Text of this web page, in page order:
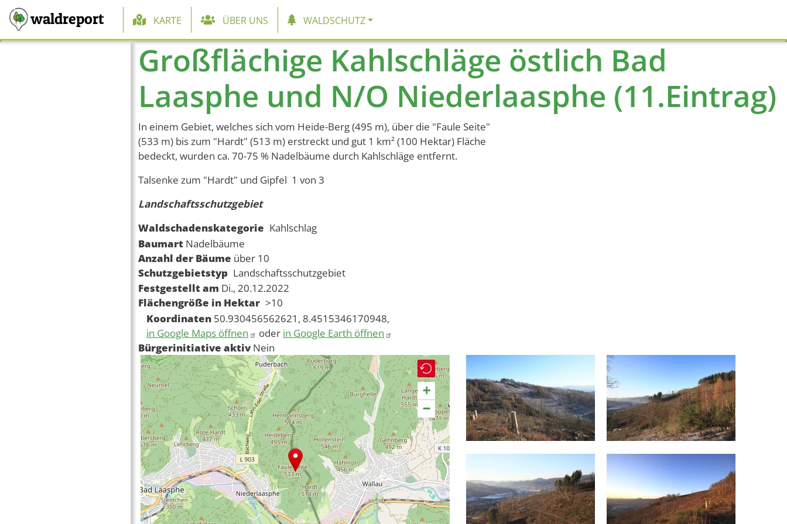
waldreport Hauptnavigation
KARTE ÜBER UNS WALDSCHUTZ
Großflächige Kahlschläge östlich Bad
Laasphe und N/O Niederlaasphe (11.Eintrag)
In einem Gebiet, welches sich vom Heide-Berg (495 m), über die "Faule Seite"
(533 m) bis zum "Hardt" (513 m) erstreckt und gut 1 km² (100 Hektar) Fläche
bedeckt, wurden ca. 70-75 % Nadelbäume durch Kahlschläge entfernt.
Talsenke zum "Hardt" und Gipfel 1 von 3
Landschaftsschutzgebiet
Waldschadenskategorie Kahlschlag
Baumart Nadelbäume
Anzahl der Bäume über 10
Schutzgebietstyp Landschaftsschutzgebiet
Festgestellt am Di., 20.12.2022
Flächengröße in Hektar >10
Koordinaten 50.930456562621, 8.4515346170948,
in Google Maps öffnen
oder in Google Earth öffnen
Bürgerinitiative aktiv Nein
+
−